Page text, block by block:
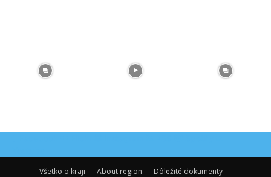
Všetko o kraji
About region
Dôležité dokumenty